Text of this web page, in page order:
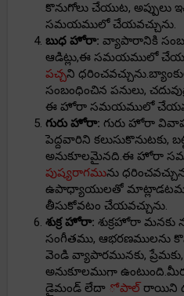
కొనుగోలు చేయుట,
సమయములో చేయవచ్చును.
బుధ హోరా: వ్యాపారానికి
ఆడిట్లు,ఈ సమయములో
పచ్చని
సంబంధించిన పనులు,
ఈ హోరా సమయములో
గురు హోరా: గురు హోరా
పెద్దవారిని కలుసుకొనుటకు,
అనుకూలమైనది.ఈ హోరా
పుష్యరాగమును
ఉపాధ్యాయులతో
తీసుకోవటం చేయవచ్చును.
శుక్ర హోరా: శుక్రహోరా మనకు
సంగీతము, ఆభరణములను
వెండి వ్యాపారమునకు,
అనుకూలముగా
డైమండ్ లేదా ోపాల్ రాయిని